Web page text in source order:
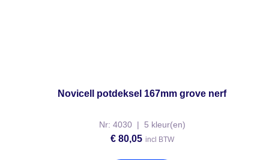
Novicell potdeksel 167mm grove nerf
Nr: 4030 | 5 kleur(en)
€80,05 incl BTW